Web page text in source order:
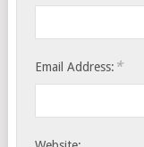
Email Address: *